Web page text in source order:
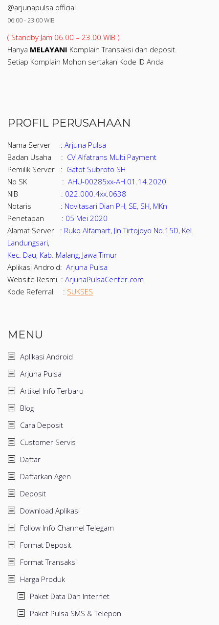
@arjunapulsa.official
06:00 - 23:00 WIB
( Standby Jam 06.00 – 23.00 WIB )
Hanya MELAYANI Komplain Transaksi dan deposit.
Setiap Komplain Mohon sertakan Kode ID Anda
PROFIL PERUSAHAAN
Nama Server : Arjuna Pulsa
Badan Usaha : CV Alfatrans Multi Payment
Pemilik Server : Gatot Subroto SH
No SK : AHU-00285xx-AH.01.14.2020
NIB : 022.000.4xx.0638
Notaris : Novitasari Dian PH, SE, SH, MKn
Penetapan : 05 Mei 2020
Alamat Server : Ruko Alfamart, Jln Tirtojoyo No.15D, Kel.
Landungsari,
Kec. Dau, Kab. Malang, Jawa Timur
Aplikasi Android: Arjuna Pulsa
Website Resmi : ArjunaPulsaCenter.com
Kode Referral : SUKSES
MENU
Aplikasi Android
Arjuna Pulsa
Artikel Info Terbaru
Blog
Cara Deposit
Customer Servis
Daftar
Daftarkan Agen
Deposit
Download Aplikasi
Follow Info Channel Telegam
Format Deposit
Format Transaksi
Harga Produk
Paket Data Dan Internet
Paket Pulsa SMS & Telepon